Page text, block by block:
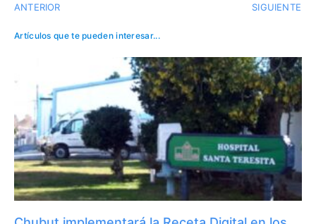
ANTERIOR SIGUIENTE
Artículos que te pueden interesar...